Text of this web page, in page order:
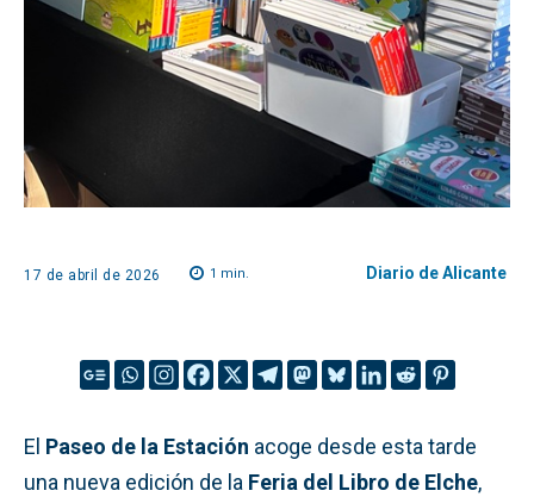
17 de abril de 2026 1 min. Diario de Alicante
El Paseo de la Estación acoge desde esta tarde
una nueva edición de la Feria del Libro de Elche,